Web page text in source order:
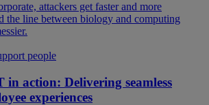
attackers get faster and more
the line between biology and computing
people
in action: Delivering seamless
experiences